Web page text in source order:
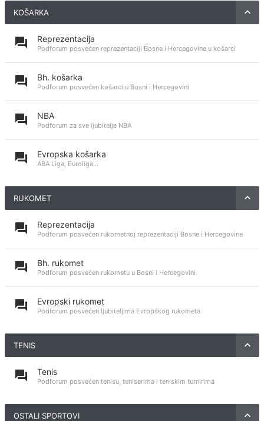
KOŠARKA
Reprezentacija
Podforum posvećen reprezentaciji Bosne i Hercegovine u košarci
Bh. košarka
Podforum posvećen košarci u Bosni i Hercegovini
NBA
Podforum za sve ljubitelje NBA
Evropska košarka
ABA Liga, Euroliga...
RUKOMET
Reprezentacija
Podforum posvećen rukometnoj reprezentaciji Bosne i Hercegovine
Bh. rukomet
Podforum posvećen rukometu u Bosni i Hercegovini
Evropski rukomet
Podforum posvećen ljubiteljima Evropskog rukometa
TENIS
Tenis
Podforum posvećen tenisu, teniserima i teniskim turnirima
OSTALI SPORTOVI